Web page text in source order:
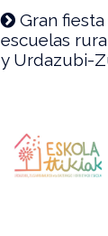
Gran
escuelas
y Urdazubi-